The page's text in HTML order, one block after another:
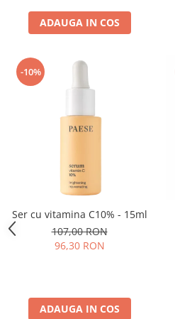
ADAUGA IN COS
-10%
Ser cu vitamina C10% - 15ml
107,00 RON
96,30 RON
ADAUGA IN COS